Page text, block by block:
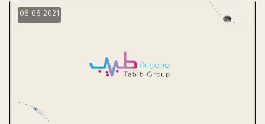
06-06-2021